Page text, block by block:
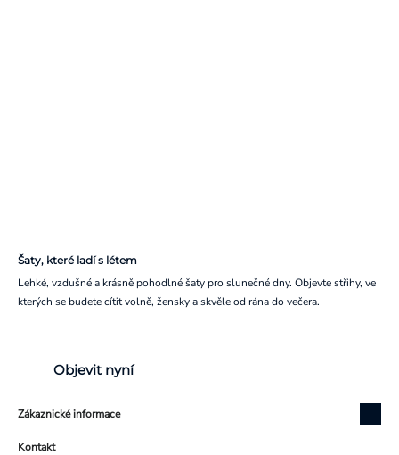
Šaty, které ladí s létem
Lehké, vzdušné a krásně pohodlné šaty pro slunečné dny. Objevte střihy, ve
kterých se budete cítit volně, žensky a skvěle od rána do večera.
Objevit nyní
Zákaznické informace
Kontakt